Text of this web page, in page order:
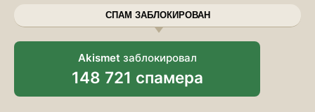
СПАМ ЗАБЛОКИРОВАН
Akismet заблокировал
148 721 спамера